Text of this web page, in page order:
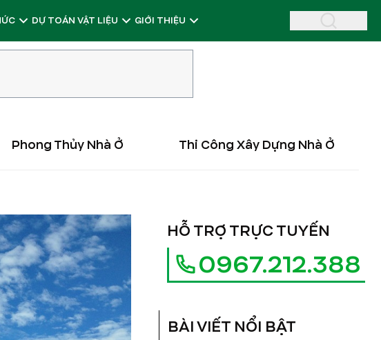
DỰ TOÁN VẬT LIỆU GIỚI THIỆU
Phong Thủy Nhà Ở Thi Công Xây Dựng Nhà Ở
HỖ TRỢ TRỰC TUYẾN
0967.212.388
BÀI VIẾT NỔI BẬT